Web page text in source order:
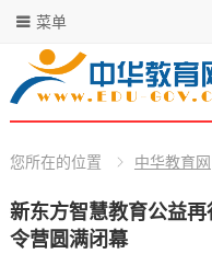
菜单
您所在的位置 中华教育网
新东方智慧教育公益
令营圆满闭幕